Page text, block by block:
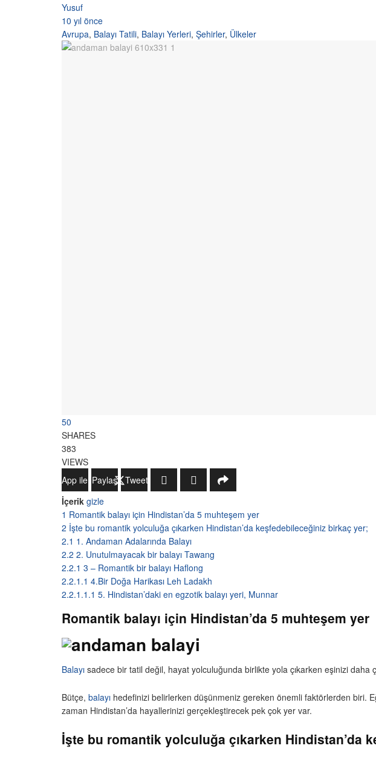
Yusuf
10 yıl önce
Avrupa, Balayı Tatili, Balayı Yerleri, Şehirler, Ülkeler
50
SHARES
383
VIEWS
WhatsApp ile Gönder
Paylaş
Tweetle
İçerik gizle
1 Romantik balayı için Hindistan’da 5 muhteşem yer
2 İşte bu romantik yolculuğa çıkarken Hindistan’da keşfedebileceğiniz birkaç yer;
2.1 1. Andaman Adalarında Balayı
2.2 2. Unutulmayacak bir balayı Tawang
2.2.1 3 – Romantik bir balayı Haflong
2.2.1.1 4.Bir Doğa Harikası Leh Ladakh
2.2.1.1.1 5. Hindistan’daki en egzotik balayı yeri, Munnar
Romantik balayı için Hindistan’da 5 muhteşem yer
Balayı sadece bir tatil değil, hayat yolculuğunda birlikte yola çıkarken eşinizi daha
Bütçe, balayı hedefinizi belirlerken düşünmeniz gereken önemli faktörlerden biri.
zaman Hindistan’da hayallerinizi gerçekleştirecek pek çok yer var.
İşte bu romantik yolculuğa çıkarken Hindistan’da